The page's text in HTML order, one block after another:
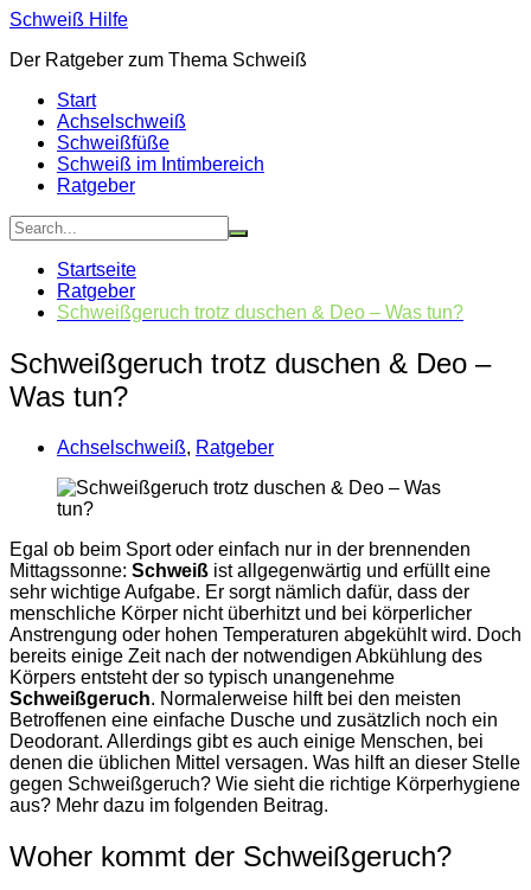
Zum
springen
Schweiß Hilfe
Der Ratgeber zum Thema Schweiß
Start
Achselschweiß
Schweißfüße
Schweiß im Intimbereich
Ratgeber
Startseite
Ratgeber
Schweißgeruch trotz duschen & Deo – Was tun?
Schweißgeruch trotz duschen & Deo –
Was tun?
Achselschweiß, Ratgeber
Egal ob beim Sport oder einfach nur in der brennenden
Mittagssonne: Schweiß ist allgegenwärtig und erfüllt eine
sehr wichtige Aufgabe. Er sorgt nämlich dafür, dass der
menschliche Körper nicht überhitzt und bei körperlicher
Anstrengung oder hohen Temperaturen abgekühlt wird. Doch
bereits einige Zeit nach der notwendigen Abkühlung des
Körpers entsteht der so typisch unangenehme
Schweißgeruch. Normalerweise hilft bei den meisten
Betroffenen eine einfache Dusche und zusätzlich noch ein
Deodorant. Allerdings gibt es auch einige Menschen, bei
denen die üblichen Mittel versagen. Was hilft an dieser Stelle
gegen Schweißgeruch? Wie sieht die richtige Körperhygiene
aus? Mehr dazu im folgenden Beitrag.
Woher kommt der Schweißgeruch?